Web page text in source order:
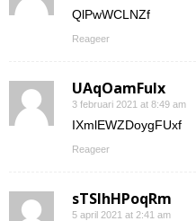
QlPwWCLNZf
Reageer
UAqOamFuIx
3 februari 2021 at 8:49 am
IXmlEWZDoygFUxf
Reageer
sTSIhHPoqRm
5 april 2021 at 2:41 am